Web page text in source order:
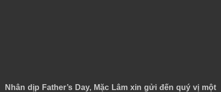
Nhân dịp Father’s Day, Mặc Lâm xin gửi đến quý vị một